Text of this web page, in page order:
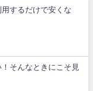
するだけで安くな
そんなときにこそ見